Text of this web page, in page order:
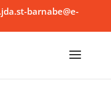
barnabe@e-